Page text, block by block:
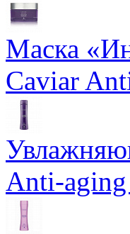
Маска
Caviar
Anti-